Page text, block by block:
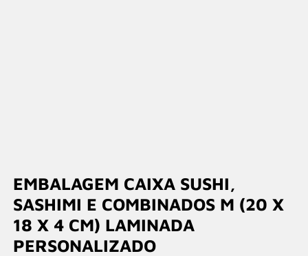
EMBALAGEM CAIXA SUSHI,
SASHIMI E COMBINADOS M (20 X
18 X 4 CM) LAMINADA
PERSONALIZADO